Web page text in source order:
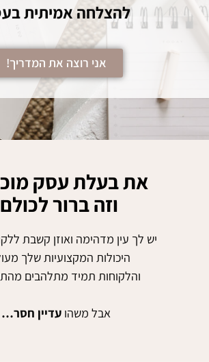
להצלחה אמיתית
אני רוצה את המדריך!
את בעלת עסק
וזה ברור
יש לך עין מדהימה ואוזן קשבת
היכולות המקצועיות שלך
והלקוחות תמיד מתלהבים
אבל משהו עדיין חסר…